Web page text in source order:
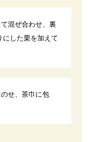
混ぜ合わせ、裏
にした栗を加えて
せ、茶巾に包